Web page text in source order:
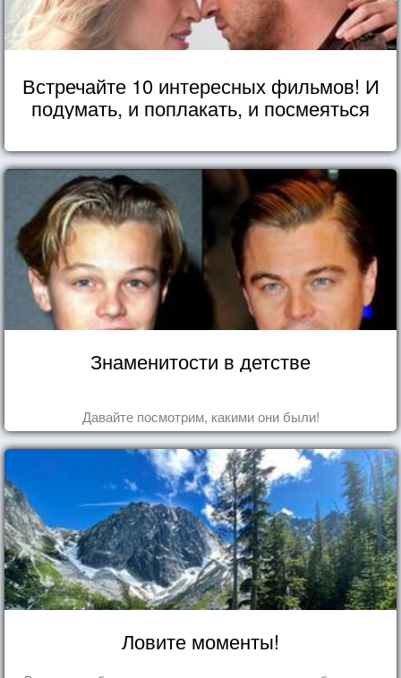
Встречайте 10 интересных фильмов! И
подумать, и поплакать, и посмеяться
Знаменитости в детстве
Давайте посмотрим, какими они были!
Ловите моменты!